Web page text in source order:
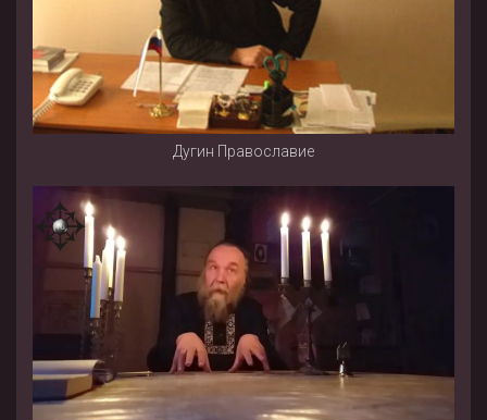
Дугин Православие